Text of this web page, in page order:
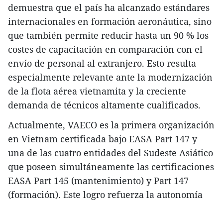
demuestra que el país ha alcanzado estándares
internacionales en formación aeronáutica, sino
que también permite reducir hasta un 90 % los
costes de capacitación en comparación con el
envío de personal al extranjero. Esto resulta
especialmente relevante ante la modernización
de la flota aérea vietnamita y la creciente
demanda de técnicos altamente cualificados.
Actualmente, VAECO es la primera organización
en Vietnam certificada bajo EASA Part 147 y
una de las cuatro entidades del Sudeste Asiático
que poseen simultáneamente las certificaciones
EASA Part 145 (mantenimiento) y Part 147
(formación). Este logro refuerza la autonomía